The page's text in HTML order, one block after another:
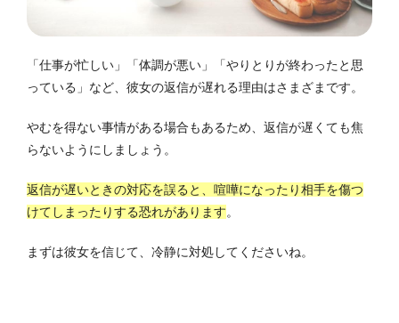
「仕事が忙しい」「体調が悪い」「やりとりが終わったと思
っている」など、彼女の返信が遅れる理由はさまざまです。
やむを得ない事情がある場合もあるため、返信が遅くても焦
らないようにしましょう。
返信が遅いときの対応を誤ると、喧嘩になったり相手を傷つ
けてしまったりする恐れがあります。
まずは彼女を信じて、冷静に対処してくださいね。